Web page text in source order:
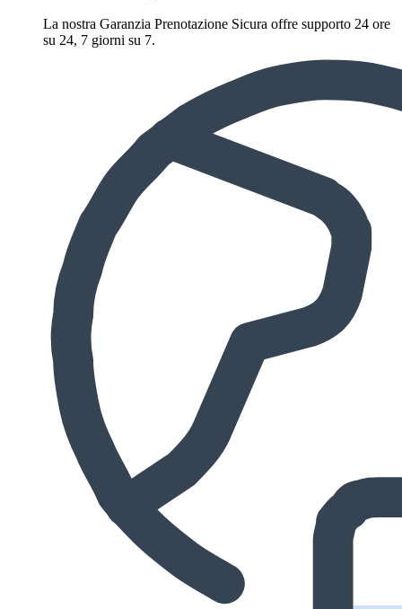
La nostra Garanzia Prenotazione Sicura offre supporto 24 ore
su 24, 7 giorni su 7.